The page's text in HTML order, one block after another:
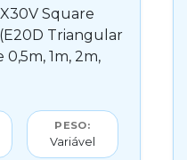
Square
Triangular
1m, 2m,
PESO:
Variável